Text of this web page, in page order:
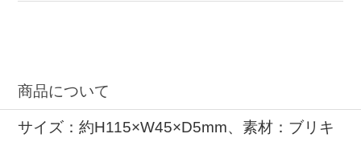
商品について
サイズ：約H115×W45×D5mm、素材：ブリキ